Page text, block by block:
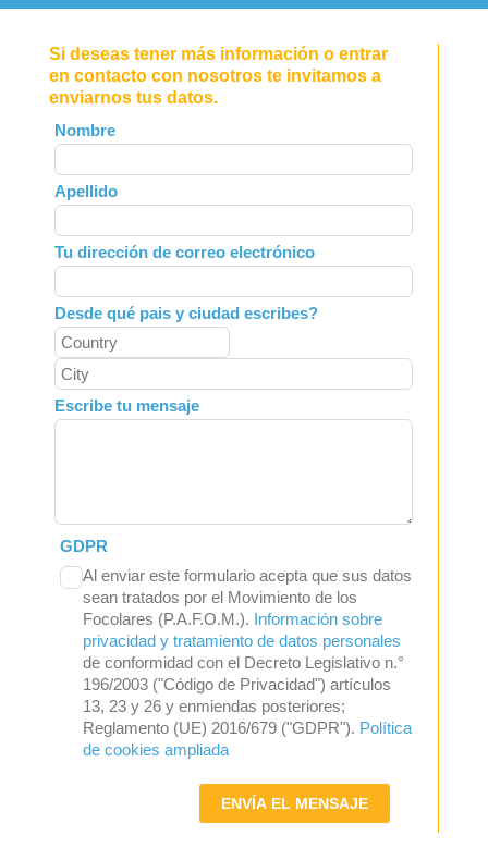
Si deseas tener más información o entrar
en contacto con nosotros te invitamos a
enviarnos tus datos.
Leave
this
field
blank
Nombre
Apellido
Tu dirección de correo electrónico
Desde qué pais y ciudad escribes?
Escribe tu mensaje
GDPR
Al enviar este formulario acepta que sus datos
sean tratados por el Movimiento de los
Focolares (P.A.F.O.M.). Información sobre
privacidad y tratamiento de datos personales
de conformidad con el Decreto Legislativo n.°
196/2003 ("Código de Privacidad") artículos
13, 23 y 26 y enmiendas posteriores;
Reglamento (UE) 2016/679 ("GDPR"). Política
de cookies ampliada
ENVÍA EL MENSAJE